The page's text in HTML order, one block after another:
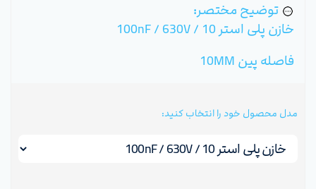
توضیح مختصر:
خازن پلی استر 100nF / 630V / 10
فاصله پین 10MM
مدل محصول خود را انتخاب کنید: